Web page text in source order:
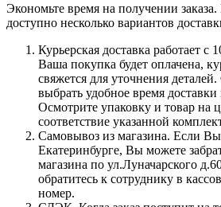
Экономьте время на получении
доступно несколько вариантов
Курьерская доставка работает с
Ваша покупка будет оплачена,
свяжется для уточнения
выбрать удобное время доставки
Осмотрите упаковку и товар на
соответствие указанной
Самовывоз из магазина. Если Вы
Екатеринбурге, Вы можете
магазина по ул.Луначарского
обратитесь к сотруднику в
номер.